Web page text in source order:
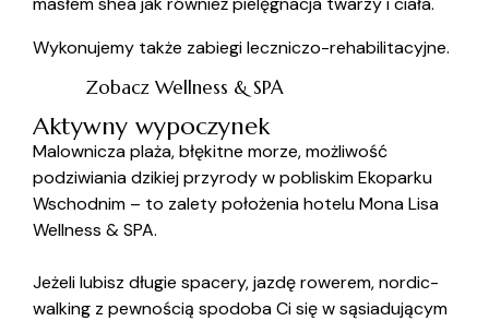
Wykonujemy także zabiegi leczniczo-rehabilitacyjne.
Zobacz Wellness & SPA
Aktywny wypoczynek
Malownicza plaża, błękitne morze, możliwość
podziwiania dzikiej przyrody w pobliskim Ekoparku
Wschodnim – to zalety położenia hotelu Mona Lisa
Wellness & SPA.
Jeżeli lubisz długie spacery, jazdę rowerem, nordic-
walking z pewnością spodoba Ci się w sąsiadującym